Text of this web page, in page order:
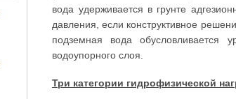
вода удерживается в грунте
давления, если конструктивное
подземная вода обусловливается
водоупорного слоя.
Три категории гидрофизической